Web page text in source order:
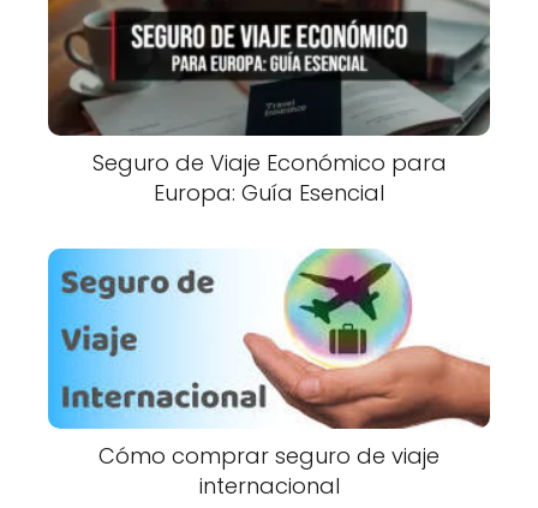
Seguro de Viaje Económico para
Europa: Guía Esencial
Cómo comprar seguro de viaje
internacional